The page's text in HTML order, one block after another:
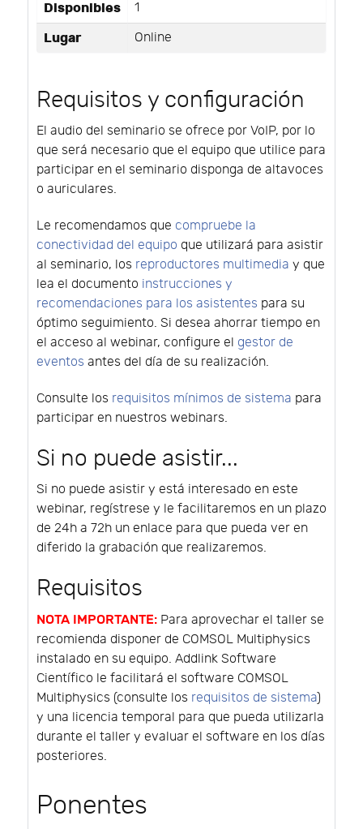
Disponibles 1
Lugar Online
Requisitos y configuración
El audio del seminario se ofrece por VoIP, por lo
que será necesario que el equipo que utilice para
participar en el seminario disponga de altavoces
o auriculares.
Le recomendamos que compruebe la
conectividad del equipo que utilizará para asistir
al seminario, los reproductores multimedia y que
lea el documento instrucciones y
recomendaciones para los asistentes para su
óptimo seguimiento. Si desea ahorrar tiempo en
el acceso al webinar, configure el gestor de
eventos antes del día de su realización.
Consulte los requisitos mínimos de sistema para
participar en nuestros webinars.
Si no puede asistir...
Si no puede asistir y está interesado en este
webinar, regístrese y le facilitaremos en un plazo
de 24h a 72h un enlace para que pueda ver en
diferido la grabación que realizaremos.
Requisitos
NOTA IMPORTANTE: Para aprovechar el taller se
recomienda disponer de COMSOL Multiphysics
instalado en su equipo. Addlink Software
Científico le facilitará el software COMSOL
Multiphysics (consulte los requisitos de sistema)
y una licencia temporal para que pueda utilizarla
durante el taller y evaluar el software en los días
posteriores.
Ponentes